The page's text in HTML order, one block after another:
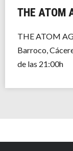
THE ATOM
THE ATOM
Barroco,
de las 21:00h